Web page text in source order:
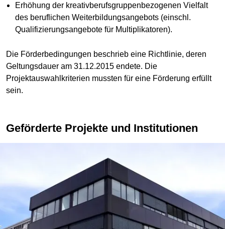
Erhöhung der kreativberufsgruppenbezogenen Vielfalt
des beruflichen Weiterbildungsangebots (einschl.
Qualifizierungsangebote für Multiplikatoren).
Die Förderbedingungen beschrieb eine Richtlinie, deren
Geltungsdauer am 31.12.2015 endete. Die
Projektauswahlkriterien mussten für eine Förderung erfüllt
sein.
Geförderte Projekte und Institutionen